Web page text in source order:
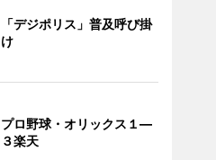
「デジポリス」普及呼び掛
け
プロ野球・オリックス１―
３楽天